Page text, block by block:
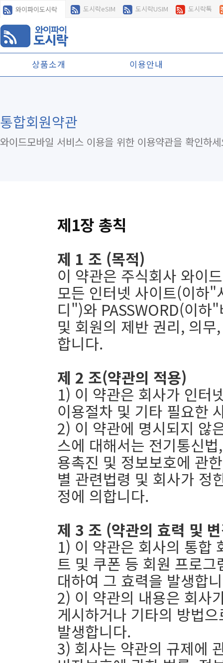
와이파이도시락 도시락eSIM 도시락USIM 도시락톡
상품소개 이용안내
통합회원약관
와이드모바일 서비스 이용을 위한 이용약관을 확인하
제1장 총칙
제 1 조 (목적)
이 약관은 주식회사 와이
모든 인터넷 사이트(이하
디")와 PASSWORD(이하
및 회원의 제반 권리, 의
합니다.
제 2 조(약관의 적용)
1) 이 약관은 회사가 인터
이용절차 및 기타 필요한
2) 이 약관에 명시되지 않
스에 대해서는 전기통신
용촉진 및 정보보호에 관
별 관련법령 및 회사가 정
정에 의합니다.
제 3 조 (약관의 효력 및
1) 이 약관은 회사의 통합
트 및 쿠폰 등 회원 프로
대하여 그 효력을 발생합
2) 이 약관의 내용은 회사
게시하거나 기타의 방법
발생합니다.
3) 회사는 약관의 규제에